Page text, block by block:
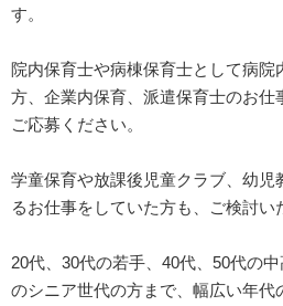
す。
院内保育士や病棟保育士として病院
方、企業内保育、派遣保育士のお仕
ご応募ください。
学童保育や放課後児童クラブ、幼児
るお仕事をしていた方も、ご検討い
20代、30代の若手、40代、50代の
のシニア世代の方まで、幅広い年代